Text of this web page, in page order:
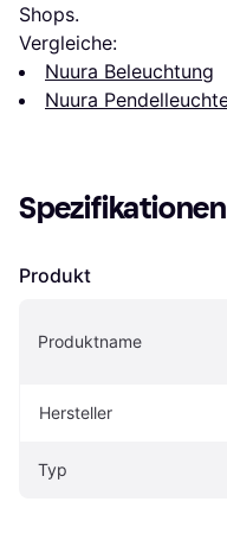
Shops.
Vergleiche:
Nuura Beleuchtung
Nuura
Spezifikationen
Produkt
Produktname
Hersteller
Typ